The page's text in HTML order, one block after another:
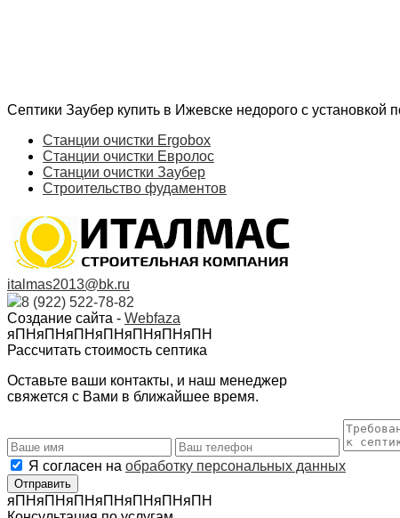
Септики Заубер купить в Ижевске недорого с установкой
Станции очистки Ergobox
Станции очистки Евролос
Станции очистки Заубер
Строительство фудаментов
italmas2013@bk.ru
8 (922) 522-78-82
Создание сайта - Webfaza
яПНяПНяПНяПНяПНяПНяПН
Рассчитать стоимость септика
Оставьте ваши контакты, и наш менеджер
свяжется с Вами в ближайшее время.
Я согласен на обработку персональных данных
яПНяПНяПНяПНяПНяПНяПН